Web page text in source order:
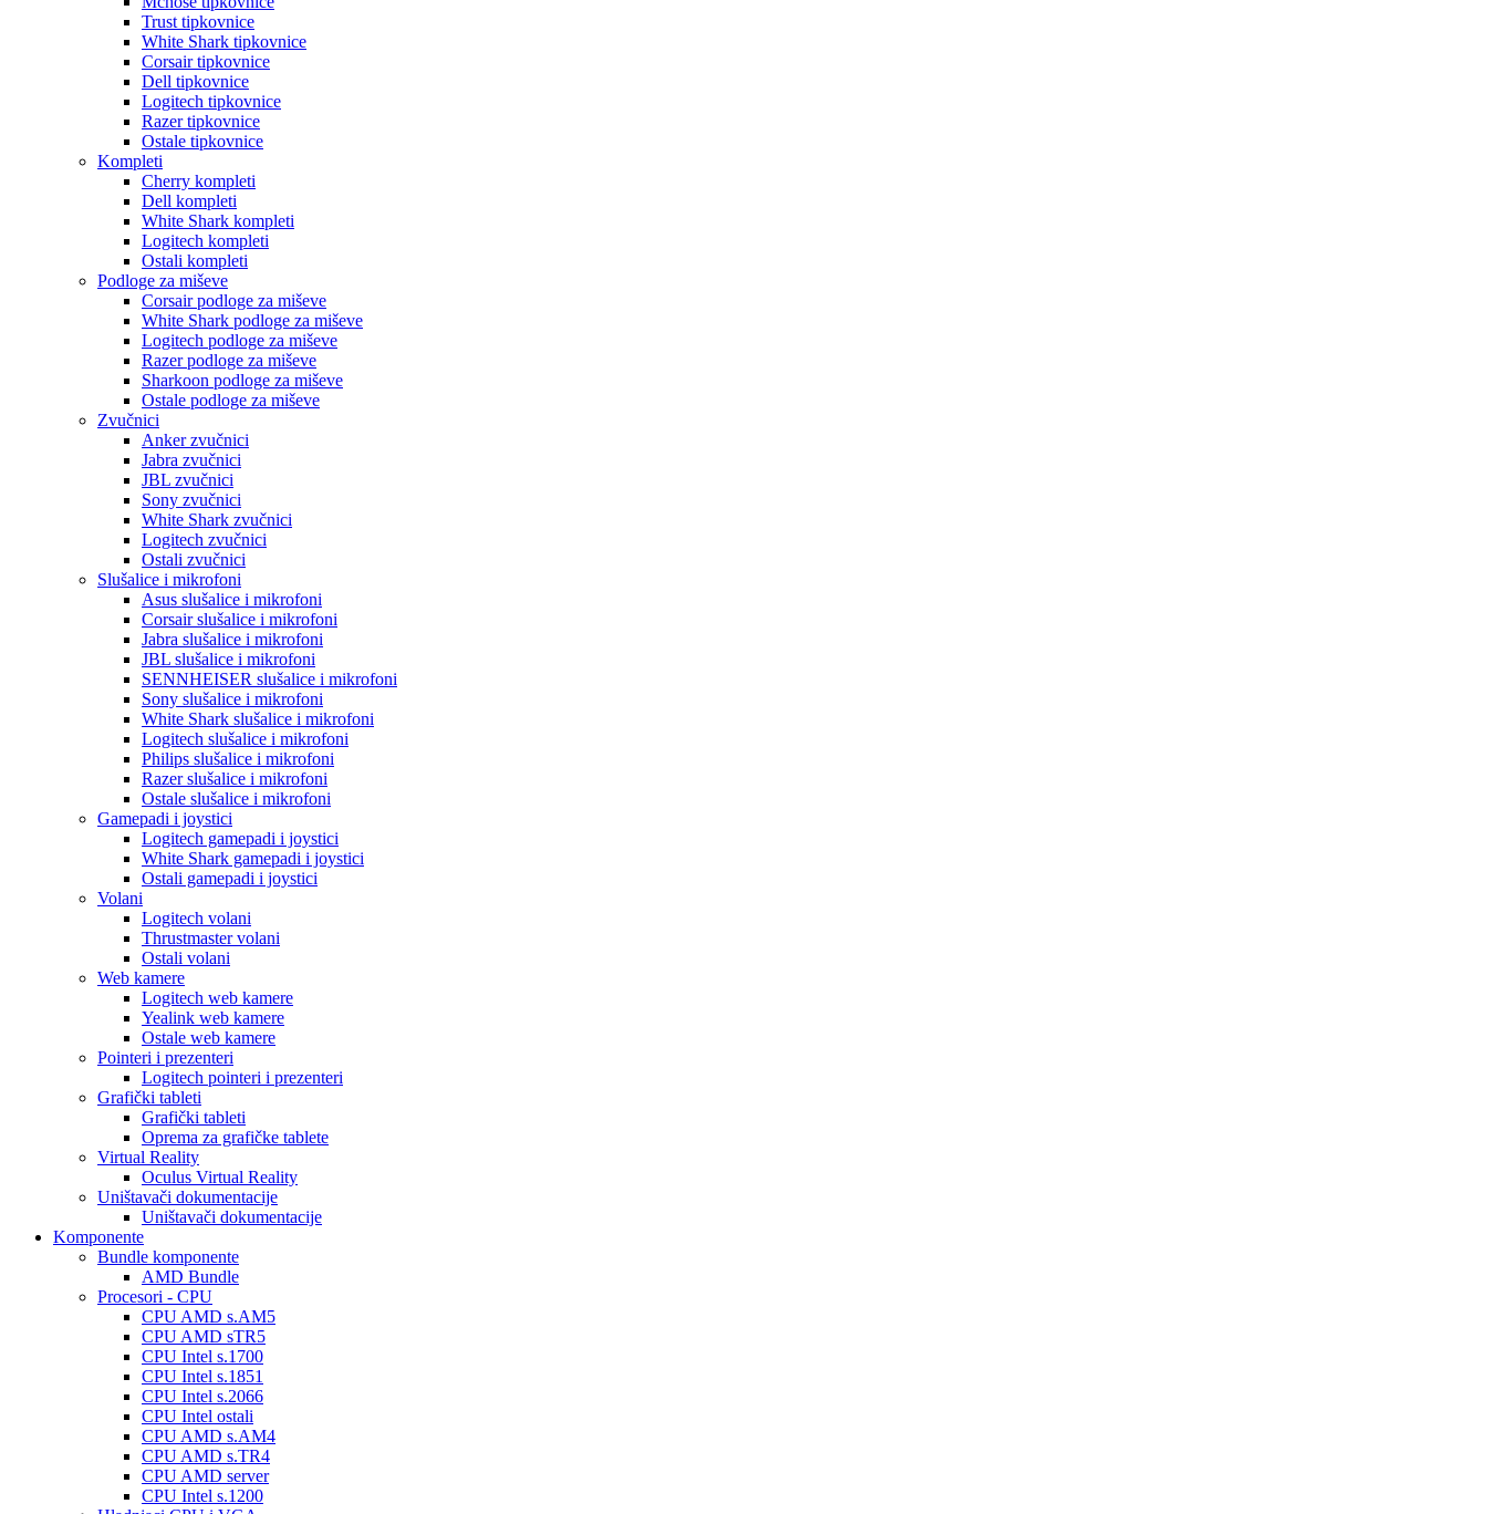
Trust tipkovnice
White Shark tipkovnice
Corsair tipkovnice
Dell tipkovnice
Logitech tipkovnice
Razer tipkovnice
Ostale tipkovnice
Kompleti
Cherry kompleti
Dell kompleti
White Shark kompleti
Logitech kompleti
Ostali kompleti
Podloge za miševe
Corsair podloge za miševe
White Shark podloge za miševe
Logitech podloge za miševe
Razer podloge za miševe
Sharkoon podloge za miševe
Ostale podloge za miševe
Zvučnici
Anker zvučnici
Jabra zvučnici
JBL zvučnici
Sony zvučnici
White Shark zvučnici
Logitech zvučnici
Ostali zvučnici
Slušalice i mikrofoni
Asus slušalice i mikrofoni
Corsair slušalice i mikrofoni
Jabra slušalice i mikrofoni
JBL slušalice i mikrofoni
SENNHEISER slušalice i mikrofoni
Sony slušalice i mikrofoni
White Shark slušalice i mikrofoni
Logitech slušalice i mikrofoni
Philips slušalice i mikrofoni
Razer slušalice i mikrofoni
Ostale slušalice i mikrofoni
Gamepadi i joystici
Logitech gamepadi i joystici
White Shark gamepadi i joystici
Ostali gamepadi i joystici
Volani
Logitech volani
Thrustmaster volani
Ostali volani
Web kamere
Logitech web kamere
Yealink web kamere
Ostale web kamere
Pointeri i prezenteri
Logitech pointeri i prezenteri
Grafički tableti
Grafički tableti
Oprema za grafičke tablete
Virtual Reality
Oculus Virtual Reality
Uništavači dokumentacije
Uništavači dokumentacije
Komponente
Bundle komponente
AMD Bundle
Procesori - CPU
CPU AMD s.AM5
CPU AMD sTR5
CPU Intel s.1700
CPU Intel s.1851
CPU Intel s.2066
CPU Intel ostali
CPU AMD s.AM4
CPU AMD s.TR4
CPU AMD server
CPU Intel s.1200